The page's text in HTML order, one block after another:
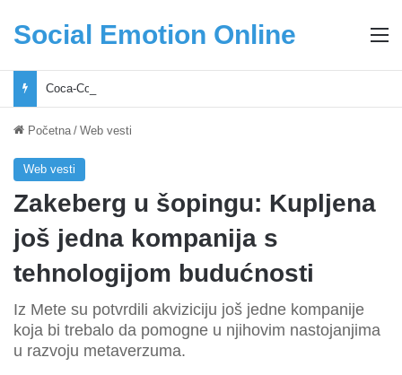
Social Emotion Online
Početna / Web vesti
Web vesti
Zakeberg u šopingu: Kupljena
još jedna kompanija s
tehnologijom budućnosti
Iz Mete su potvrdili akviziciju još jedne kompanije
koja bi trebalo da pomogne u njihovim nastojanjima
u razvoju metaverzuma.